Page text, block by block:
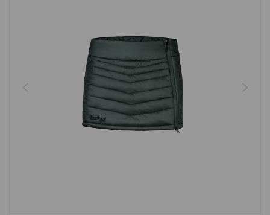
PRIHLÁSIŤ SA
Zabudnuté heslo Nová registrácia